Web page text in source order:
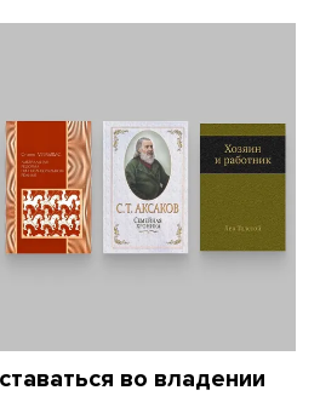
во владении